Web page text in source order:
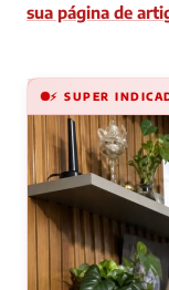
sua página de
⚡ SUPER